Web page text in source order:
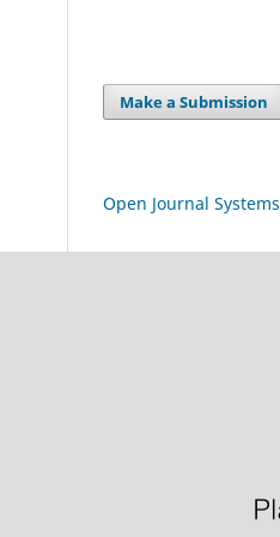
Make a Submission
Open Journal Systems